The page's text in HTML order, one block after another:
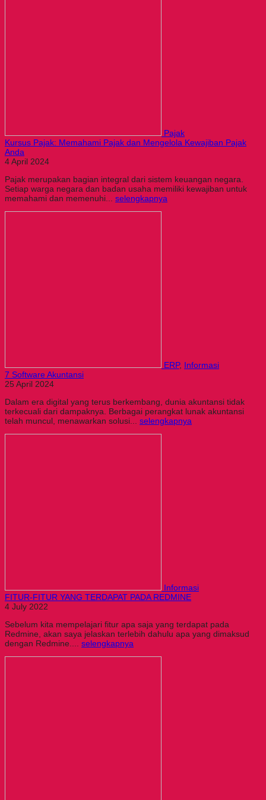
Pajak
Kursus Pajak: Memahami Pajak dan Mengelola Kewajiban Pajak
Anda
4 April 2024
Pajak merupakan bagian integral dari sistem keuangan negara.
Setiap warga negara dan badan usaha memiliki kewajiban untuk
memahami dan memenuhi... selengkapnya
ERP, Informasi
7 Software Akuntansi
25 April 2024
Dalam era digital yang terus berkembang, dunia akuntansi tidak
terkecuali dari dampaknya. Berbagai perangkat lunak akuntansi
telah muncul, menawarkan solusi... selengkapnya
Informasi
FITUR-FITUR YANG TERDAPAT PADA REDMINE
4 July 2022
Sebelum kita mempelajari fitur apa saja yang terdapat pada
Redmine, akan saya jelaskan terlebih dahulu apa yang dimaksud
dengan Redmine.... selengkapnya